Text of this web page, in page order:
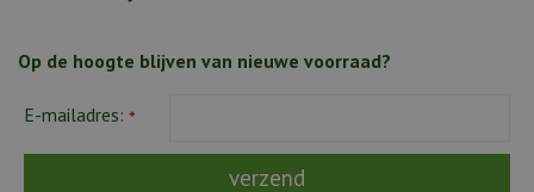
Op de hoogte blijven van nieuwe voorraad?
E-mailadres: *